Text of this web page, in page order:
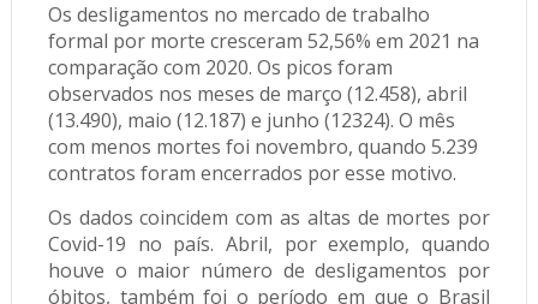
Os desligamentos no mercado de trabalho
formal por morte cresceram 52,56% em 2021 na
comparação com 2020. Os picos foram
observados nos meses de março (12.458), abril
(13.490), maio (12.187) e junho (12324). O mês
com menos mortes foi novembro, quando 5.239
contratos foram encerrados por esse motivo.
Os dados coincidem com as altas de mortes por
Covid-19 no país. Abril, por exemplo, quando
houve o maior número de desligamentos por
óbitos, também foi o período em que o Brasil